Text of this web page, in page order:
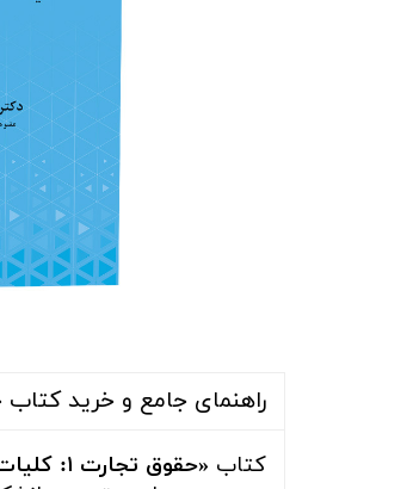
راهنمای جامع و خرید کتاب حقوق تجارت 1 کلیات، تاجر و اعمال تجاری دکتر
کتاب «حقوق تجارت ۱: کلیات، تاجر و اعمال تجاری»